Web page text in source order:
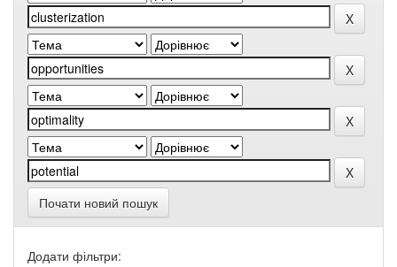
Почати новий пошук
Додати фільтри: